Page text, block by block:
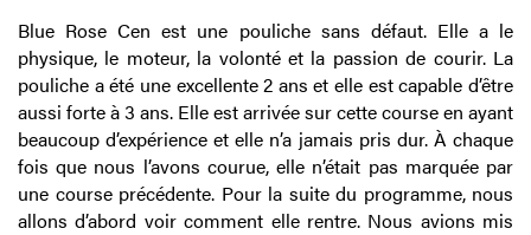
Blue Rose Cen est une pouliche sans défaut. Elle a le
physique, le moteur, la volonté et la passion de courir. La
pouliche a été une excellente 2 ans et elle est capable d’être
aussi forte à 3 ans. Elle est arrivée sur cette course en ayant
beaucoup d’expérience et elle n’a jamais pris dur. À chaque
fois que nous l’avons courue, elle n’était pas marquée par
une course précédente. Pour la suite du programme, nous
allons d’abord voir comment elle rentre. Nous avions mis